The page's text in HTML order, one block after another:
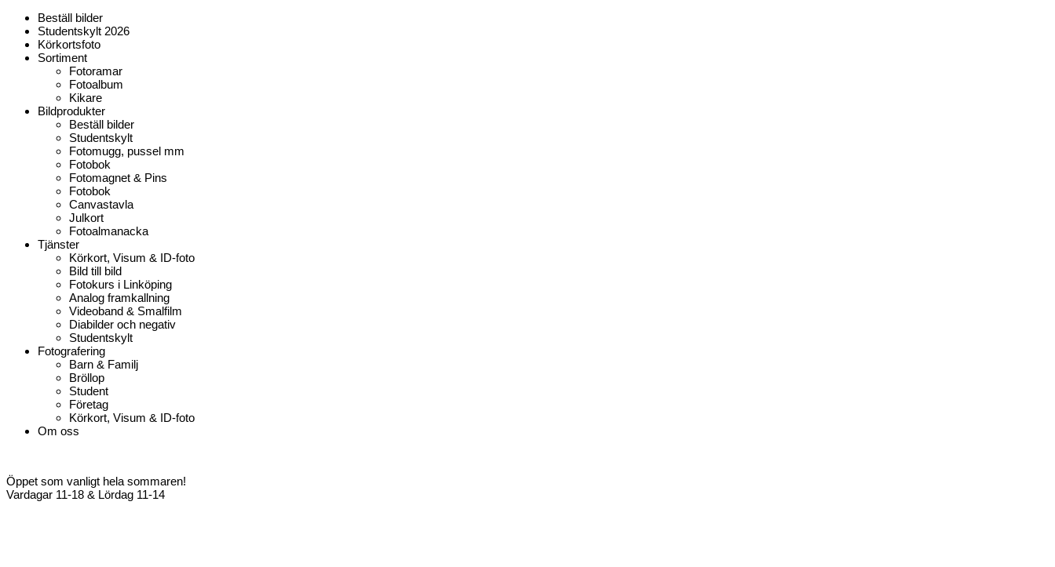
Beställ bilder
Studentskylt 2026
Körkortsfoto
Sortiment
Fotoramar
Fotoalbum
Kikare
Bildprodukter
Beställ bilder
Studentskylt
Fotomugg, pussel mm
Fotobok
Fotomagnet & Pins
Fotobok
Canvastavla
Julkort
Fotoalmanacka
Tjänster
Körkort, Visum & ID-foto
Bild till bild
Fotokurs i Linköping
Analog framkallning
Videoband & Smalfilm
Diabilder och negativ
Studentskylt
Fotografering
Barn & Familj
Bröllop
Student
Företag
Körkort, Visum & ID-foto
Om oss
Öppet som vanligt hela sommaren!
Vardagar 11-18 & Lördag 11-14